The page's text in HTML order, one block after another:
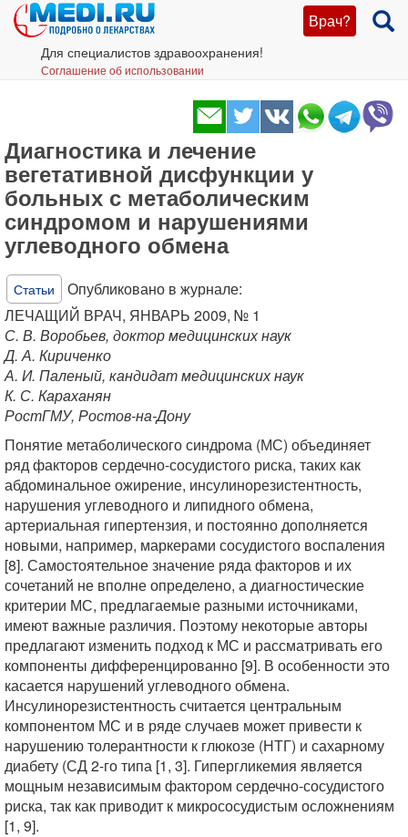
Врач?
Для специалистов здравоохранения!
Соглашение об использовании
Диагностика и лечение
вегетативной дисфункции у
больных с метаболическим
синдромом и нарушениями
углеводного обмена
Статьи
Опубликовано в журнале:
ЛЕЧАЩИЙ ВРАЧ, ЯНВАРЬ 2009, № 1
С. В. Воробьев, доктор медицинских наук
Д. А. Кириченко
А. И. Паленый, кандидат медицинских наук
К. С. Караханян
РостГМУ, Ростов-на-Дону
Понятие метаболического синдрома (МС) объединяет
ряд факторов сердечно-сосудистого риска, таких как
абдоминальное ожирение, инсулинорезистентность,
нарушения углеводного и липидного обмена,
артериальная гипертензия, и постоянно дополняется
новыми, например, маркерами сосудистого воспаления
[8]. Самостоятельное значение ряда факторов и их
сочетаний не вполне определено, а диагностические
критерии МС, предлагаемые разными источниками,
имеют важные различия. Поэтому некоторые авторы
предлагают изменить подход к МС и рассматривать его
компоненты дифференцированно [9]. В особенности это
касается нарушений углеводного обмена.
Инсулинорезистентность считается центральным
компонентом МС и в ряде случаев может привести к
нарушению толерантности к глюкозе (НТГ) и сахарному
диабету (СД 2-го типа [1, 3]. Гипергликемия является
мощным независимым фактором сердечно-сосудистого
риска, так как приводит к микрососудистым осложнениям
[1, 9].